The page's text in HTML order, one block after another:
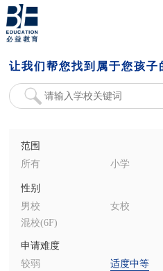
让我们帮您找到属于您孩子
范围
所有
小学
性别
男校
女校
混校(6F)
申请难度
较弱
适度中等